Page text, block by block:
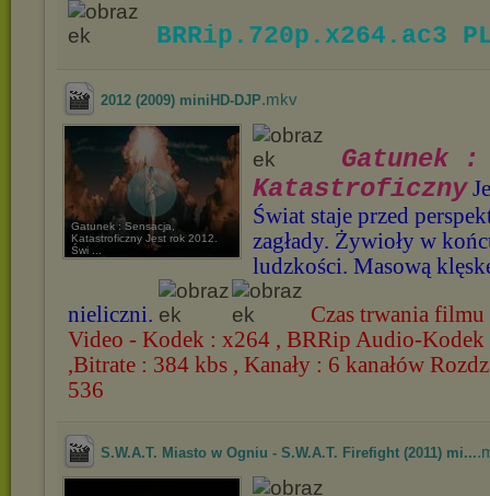
BRRip.720p.x264.ac3
2012 (2009) miniHD-DJP.mkv
Gatunek : Sensacja,
Katastroficzny Jest rok 2012.
Świ ...
Gatunek :
Katastroficzny
Świat staje przed
zagłady. Żywioły w
ludzkości. Masową
nieliczni.
Czas trwania
Video - Kodek : x264 , BRRip Audio-Kodek
,Bitrate : 384 kbs , Kanały : 6 kanałów
536
S.W.A.T. Miasto w Ogniu - S.W.A.T. Firefight (2011) mi...